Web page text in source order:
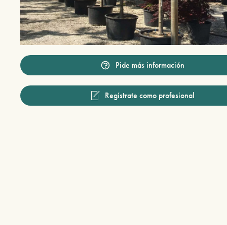
Pide más información
Regístrate como profesional